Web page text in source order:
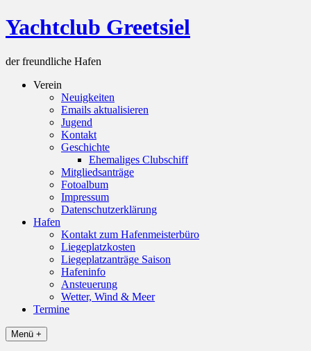
Skip
to
Yachtclub Greetsiel
der freundliche Hafen
Verein
Neuigkeiten
Emails aktualisieren
Jugend
Kontakt
Geschichte
Ehemaliges Clubschiff
Mitgliedsanträge
Fotoalbum
Impressum
Datenschutzerklärung
Hafen
Kontakt zum Hafenmeisterbüro
Liegeplatzkosten
Liegeplatzanträge Saison
Hafeninfo
Ansteuerung
Wetter, Wind & Meer
Termine
Menü +